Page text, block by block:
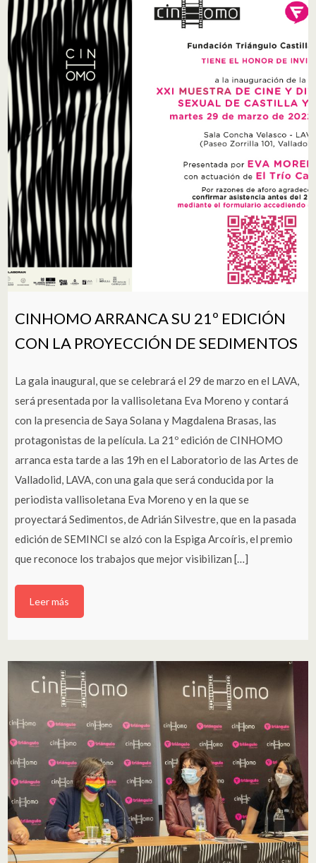
CINHOMO ARRANCA SU 21º EDICIÓN
CON LA PROYECCIÓN DE SEDIMENTOS
La gala inaugural, que se celebrará el 29 de marzo en el LAVA,
será presentada por la vallisoletana Eva Moreno y contará
con la presencia de Saya Solana y Magdalena Brasas, las
protagonistas de la película. La 21º edición de CINHOMO
arranca esta tarde a las 19h en el Laboratorio de las Artes de
Valladolid, LAVA, con una gala que será conducida por la
periodista vallisoletana Eva Moreno y en la que se
proyectará Sedimentos, de Adrián Silvestre, que en la pasada
edición de SEMINCI se alzó con la Espiga Arcoíris, el premio
que reconoce los trabajos que mejor visibilizan […]
Leer más